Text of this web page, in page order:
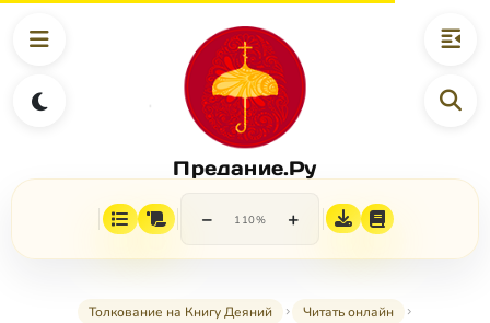
Предание.Ру
− 110% +
Толкование на Книгу Деяний
Читать онлайн